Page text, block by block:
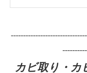
カビ取り・カ